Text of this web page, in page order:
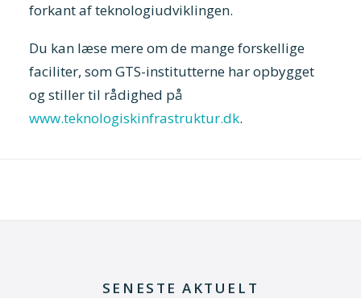
forkant af teknologiudviklingen.
Du kan læse mere om de mange forskellige
faciliter, som GTS-institutterne har opbygget
og stiller til rådighed på
www.teknologiskinfrastruktur.dk.
SENESTE AKTUELT